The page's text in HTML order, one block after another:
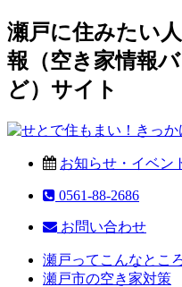
瀬戸に住みたい
報（空き家情報
ど）サイト
お知らせ・イベン
0561-88-2686
お問い合わせ
瀬戸ってこんなとこ
瀬戸市の空き家対策